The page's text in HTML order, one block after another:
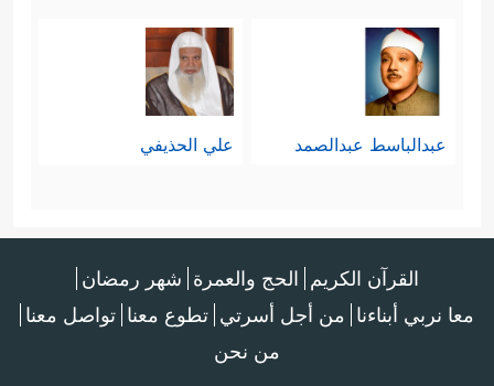
عبدالباسط عبدالصمد علي الحذيفي
القرآن الكريم الحج والعمرة شهر رمضان
معا نربي أبناءنا من أجل أسرتي تطوع معنا تواصل معنا
من نحن